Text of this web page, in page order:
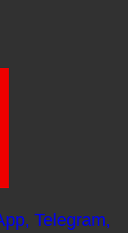
Telegram,